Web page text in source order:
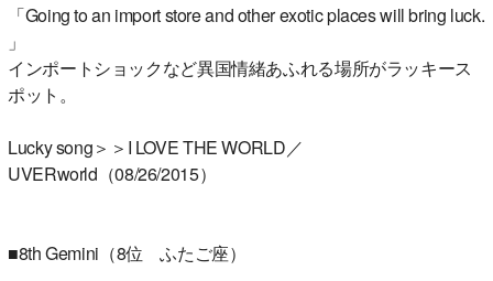
「Going to an import store and other exotic places will bring luck.
」
インポートショックなど異国情緒あふれる場所がラッキース
ポット。
Lucky song＞＞I LOVE THE WORLD／
UVERworld（08/26/2015）
■8th Gemini（8位 ふたご座）